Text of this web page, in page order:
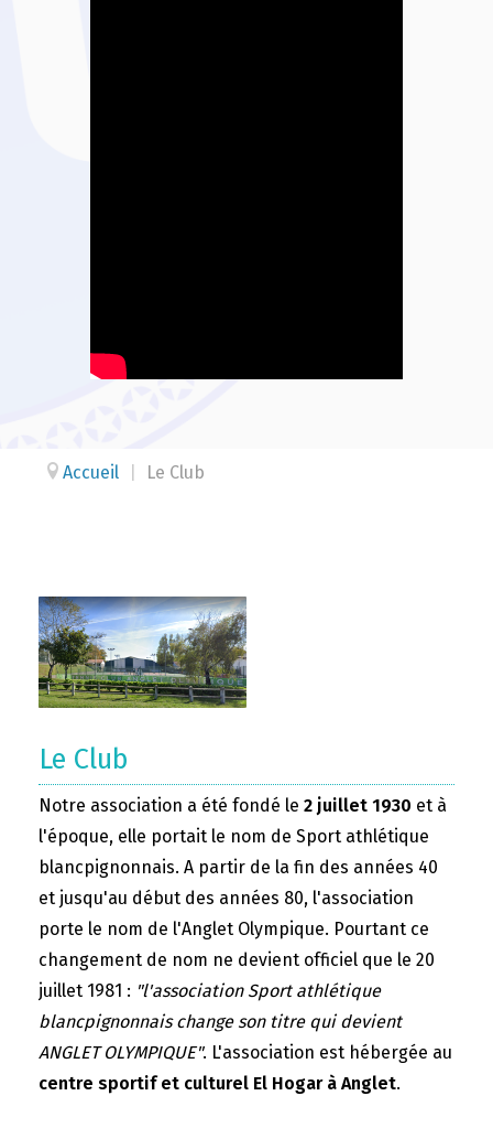
Accueil Le Club
Le Club
Notre association a été fondé le 2 juillet 1930 et à
l'époque, elle portait le nom de Sport athlétique
blancpignonnais. A partir de la fin des années 40
et jusqu'au début des années 80, l'association
porte le nom de l'Anglet Olympique. Pourtant ce
changement de nom ne devient officiel que le 20
juillet 1981 : "l'association Sport athlétique
blancpignonnais change son titre qui devient
ANGLET OLYMPIQUE". L'association est hébergée au
centre sportif et culturel El Hogar à Anglet.